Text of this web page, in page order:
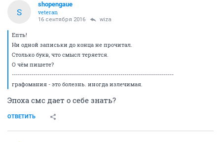
S
shopengaue
veteran
16 сентября 2016 wiza
Епть!
Ни одной записьки до конца не прочитал.
Столько букв, что смысл теряется.
О чём пишете?
----------------------------------------------------------------------------------
графомания - это болезнь. иногда излечимая.
Эпоха смс дает о себе знать?
ОТВЕТИТЬ